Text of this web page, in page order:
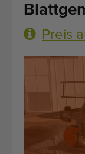
Fachpersonal
Weltweite
Preis